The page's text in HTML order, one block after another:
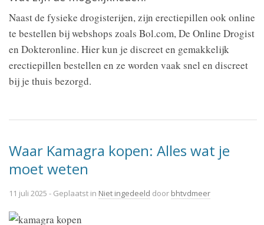
Naast de fysieke drogisterijen, zijn erectiepillen ook online
te bestellen bij webshops zoals Bol.com, De Online Drogist
en Dokteronline. Hier kun je discreet en gemakkelijk
erectiepillen bestellen en ze worden vaak snel en discreet
bij je thuis bezorgd.
Waar Kamagra kopen: Alles wat je
moet weten
11 juli 2025 - Geplaatst in Niet ingedeeld door bhtvdmeer